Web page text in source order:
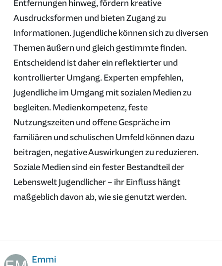
Entfernungen hinweg, fördern kreative
Ausdrucksformen und bieten Zugang zu
Informationen. Jugendliche können sich zu diversen
Themen äußern und gleich gestimmte finden.
Entscheidend ist daher ein reflektierter und
kontrollierter Umgang. Experten empfehlen,
Jugendliche im Umgang mit sozialen Medien zu
begleiten. Medienkompetenz, feste
Nutzungszeiten und offene Gespräche im
familiären und schulischen Umfeld können dazu
beitragen, negative Auswirkungen zu reduzieren.
Soziale Medien sind ein fester Bestandteil der
Lebenswelt Jugendlicher – ihr Einfluss hängt
maßgeblich davon ab, wie sie genutzt werden.
Emmi